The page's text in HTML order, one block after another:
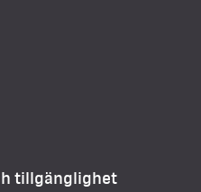
tillgänglighet